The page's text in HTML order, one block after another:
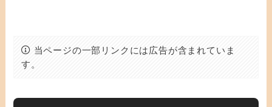
当ページの一部リンクには広告が含まれていま
す。